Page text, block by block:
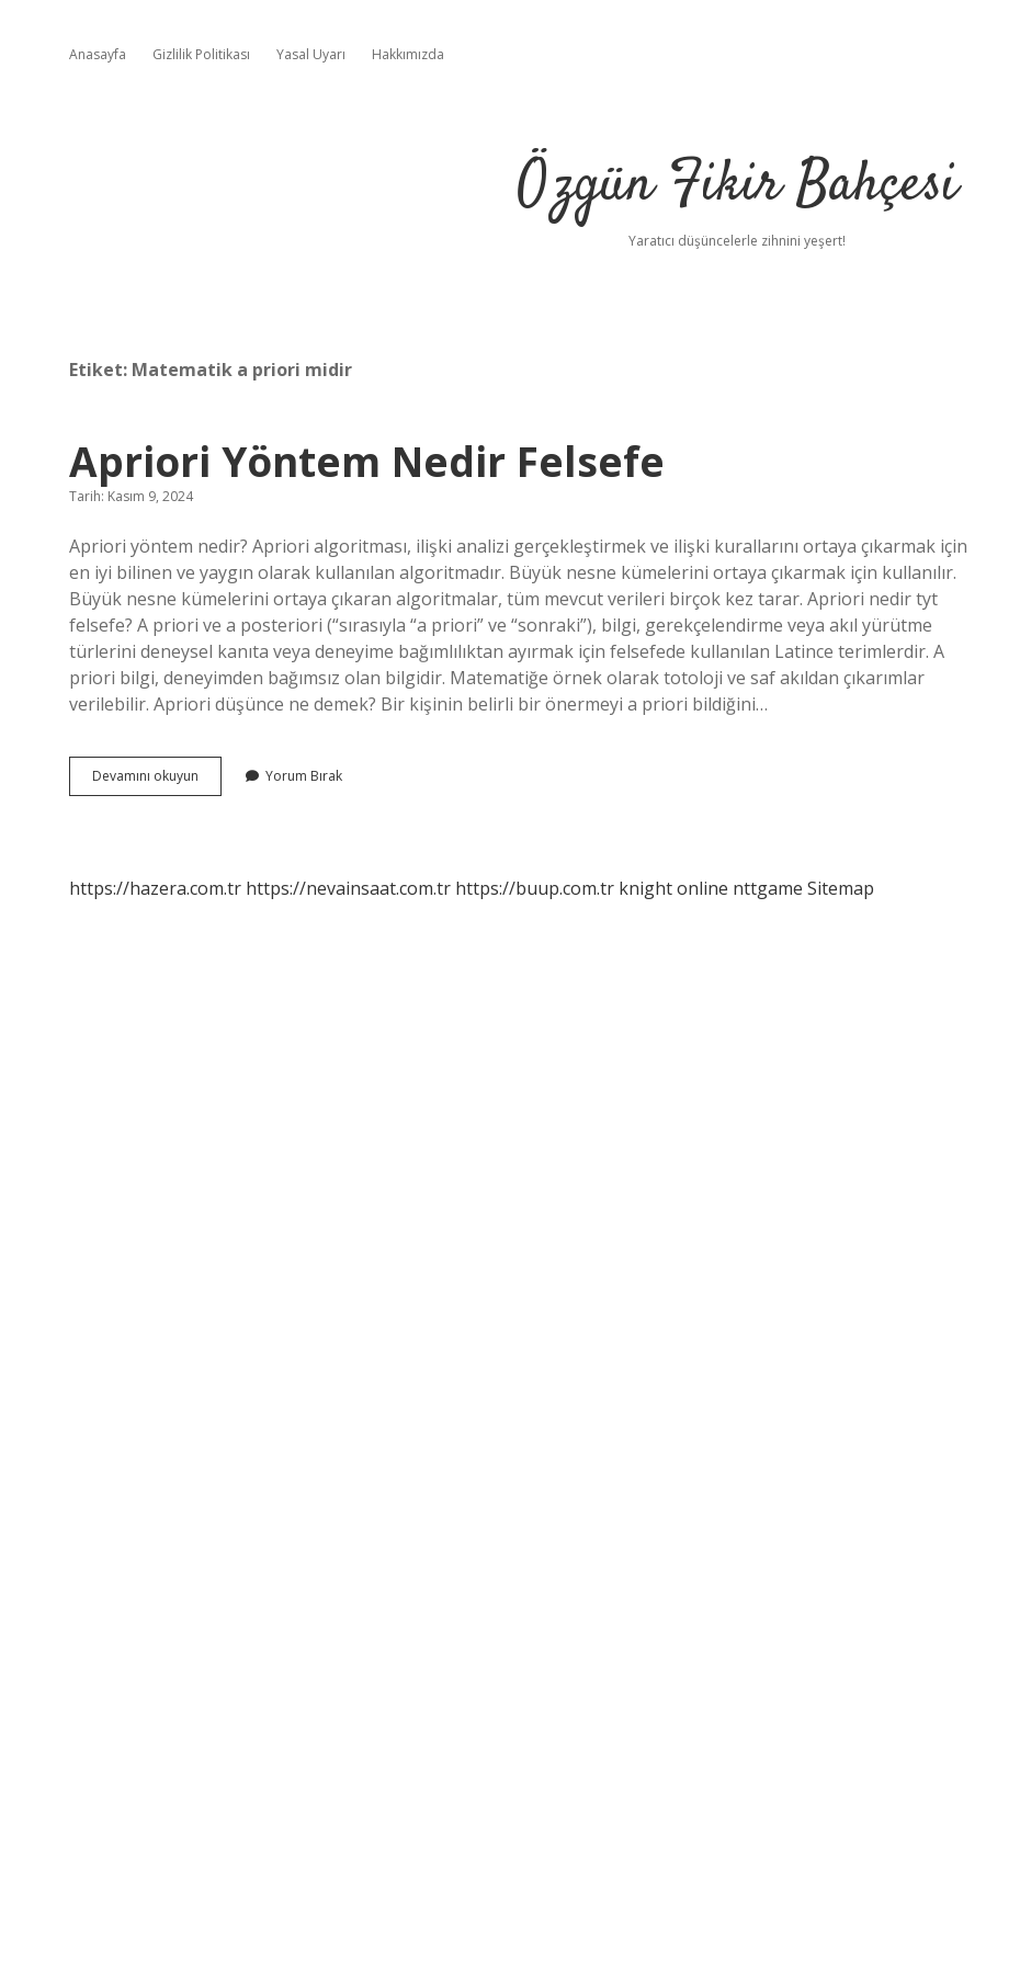
Anasayfa Gizlilik Politikası Yasal Uyarı Hakkımızda
Özgün Fikir Bahçesi
Yaratıcı düşüncelerle zihnini yeşert!
Etiket: Matematik a priori midir
Apriori Yöntem Nedir Felsefe
Tarih: Kasım 9, 2024
Apriori yöntem nedir? Apriori algoritması, ilişki analizi gerçekleştirmek ve ilişki kurallarını ortaya çıkarmak için
en iyi bilinen ve yaygın olarak kullanılan algoritmadır. Büyük nesne kümelerini ortaya çıkarmak için kullanılır.
Büyük nesne kümelerini ortaya çıkaran algoritmalar, tüm mevcut verileri birçok kez tarar. Apriori nedir tyt
felsefe? A priori ve a posteriori (“sırasıyla “a priori” ve “sonraki”), bilgi, gerekçelendirme veya akıl yürütme
türlerini deneysel kanıta veya deneyime bağımlılıktan ayırmak için felsefede kullanılan Latince terimlerdir. A
priori bilgi, deneyimden bağımsız olan bilgidir. Matematiğe örnek olarak totoloji ve saf akıldan çıkarımlar
verilebilir. Apriori düşünce ne demek? Bir kişinin belirli bir önermeyi a priori bildiğini…
Devamını okuyun
Yöntem
Yorum Bırak
https://hazera.com.tr https://nevainsaat.com.tr https://buup.com.tr knight online nttgame Sitemap